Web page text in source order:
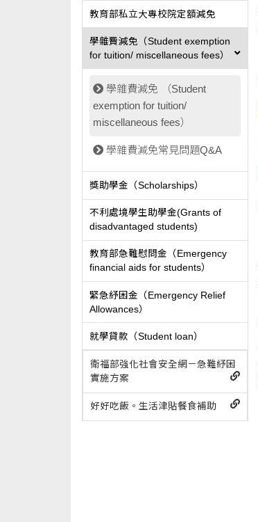
教育部私立大專校院定額減免
學雜費減免（Student exemption
for tuition/ miscellaneous fees）
學雜費減免 （Student
exemption for tuition/
miscellaneous fees）
學雜費減免常見問題Q&A
獎助學金（Scholarships）
不利處境學生助學金(Grants of
disadvantaged students)
教育部急難慰問金（Emergency
financial aids for students）
緊急紓困金（Emergency Relief
Allowances）
就學貸款（Student loan）
衛福部強化社會安全網－急難紓困
實施方案
好好吃飯。生活津貼餐食補助